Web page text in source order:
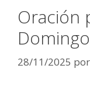
Oración
28/11/2025 por